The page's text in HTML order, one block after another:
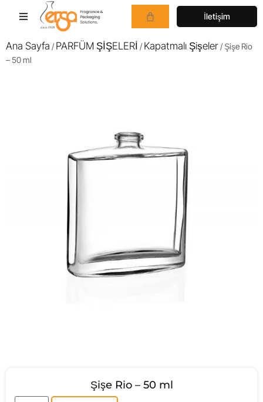
İletişim
Ana Sayfa /PARFÜM ŞİŞELERİ /Kapatmalı Şişeler/ Şişe Rio
– 50 ml
Şişe Rio – 50 ml